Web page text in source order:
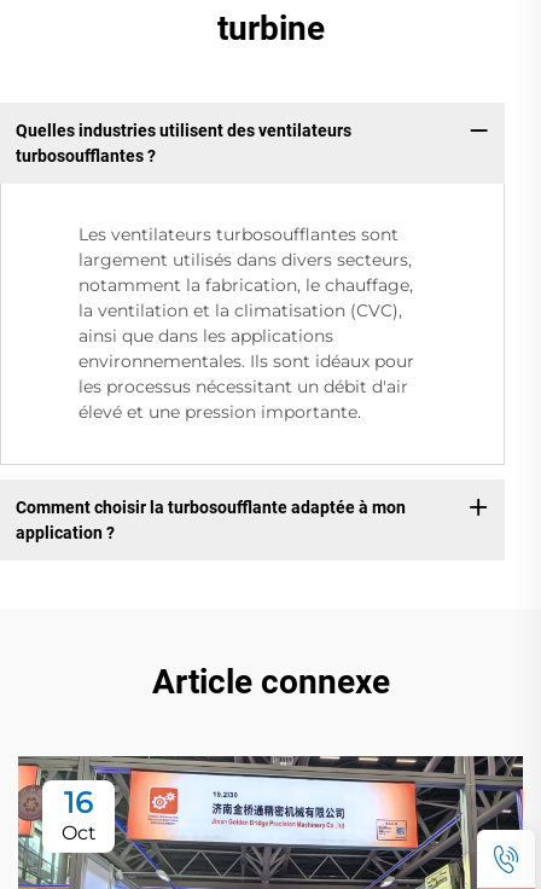
turbine
Quelles industries utilisent des ventilateurs
turbosoufflantes ?
Les ventilateurs turbosoufflantes sont
largement utilisés dans divers secteurs,
notamment la fabrication, le chauffage,
la ventilation et la climatisation (CVC),
ainsi que dans les applications
environnementales. Ils sont idéaux pour
les processus nécessitant un débit d'air
élevé et une pression importante.
Comment choisir la turbosoufflante adaptée à mon
application ?
Article connexe
16
Oct